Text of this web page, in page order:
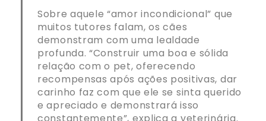
Sobre aquele “amor incondicional” que
muitos tutores falam, os cães
demonstram com uma lealdade
profunda. “Construir uma boa e sólida
relação com o pet, oferecendo
recompensas após ações positivas, dar
carinho faz com que ele se sinta querido
e apreciado e demonstrará isso